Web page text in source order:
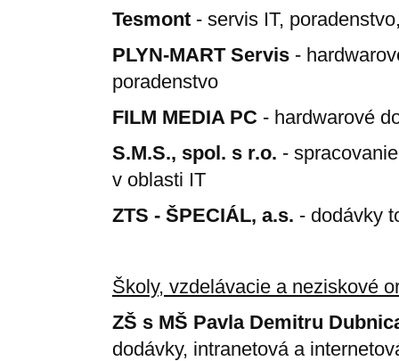
Tesmont - servis IT,
PLYN-MART Servis -
poradenstvo
FILM MEDIA PC - hardwarové
S.M.S., spol. s r.o. -
v oblasti IT
ZTS - ŠPECIÁL, a.s. - dodávky
Školy, vzdelávacie a neziskové
ZŠ s MŠ Pavla Demitru
dodávky, intranetová a